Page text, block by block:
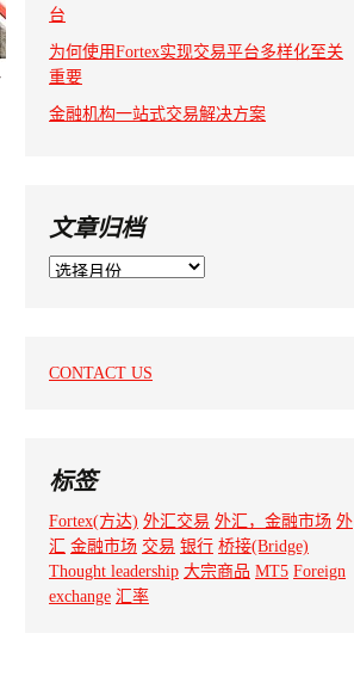
台
为何使用Fortex实现交易平台多样化至关
重要
金融机构一站式交易解决方案
文章归档
文
CONTACT US
标签
Fortex(方达) 外汇交易 外汇，金融市场 外
汇
金融市场 交易 银行 桥接(Bridge)
Thought leadership 大宗商品 MT5 Foreign
exchange 汇率